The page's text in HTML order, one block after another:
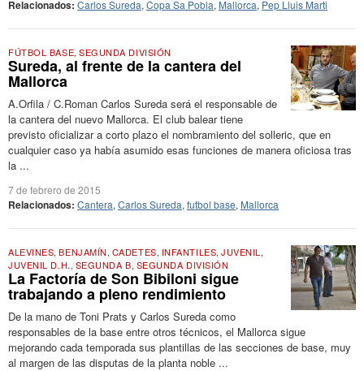
Relacionados: Carlos Sureda, Copa Sa Pobla, Mallorca, Pep Lluis Marti
FÚTBOL BASE,SEGUNDA DIVISIÓN
Sureda, al frente de la cantera del
Mallorca
A.Orfila / C.Roman Carlos Sureda será el responsable de
la cantera del nuevo Mallorca. El club balear tiene
previsto oficializar a corto plazo el nombramiento del solleric, que en
cualquier caso ya había asumido esas funciones de manera oficiosa tras
la ...
7 de febrero de 2015
Relacionados: Cantera, Carlos Sureda, futbol base, Mallorca
ALEVINES,BENJAMÍN, CADETES, INFANTILES,JUVENIL ,
JUVENIL D.H., SEGUNDA B, SEGUNDA DIVISIÓN
La Factoría de Son Bibiloni sigue
trabajando a pleno rendimiento
De la mano de Toni Prats y Carlos Sureda como
responsables de la base entre otros técnicos, el Mallorca sigue
mejorando cada temporada sus plantillas de las secciones de base, muy
al margen de las disputas de la planta noble ...